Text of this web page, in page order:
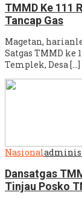
TMMD Ke 111
Tancap Gas
Magetan,
Satgas TMMD ke
Templek, Desa […]
Nasional
Dansatgas
Tinjau Posko